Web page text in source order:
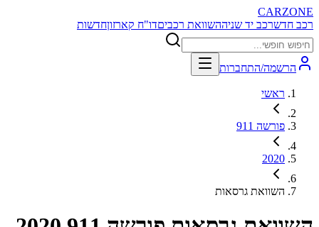
CARZONE
רכב חדשרכב יד שניההשוואת רכביםדו"ח קארזוןחדשות
הרשמה/התחברות
ראשי
פורשה 911
2020
השוואת גרסאות